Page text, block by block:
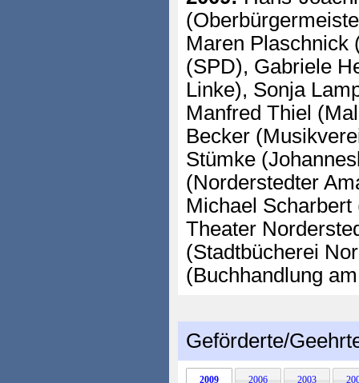
Maren Plaschnick
(SPD), Gabriele
Linke), Sonja
Manfred Thiel
Becker
Stümke
(Norderstedter
Michael
Theater
(Stadtbücherei
(Buchhandlung
Geförderte/
2009 2006 2003